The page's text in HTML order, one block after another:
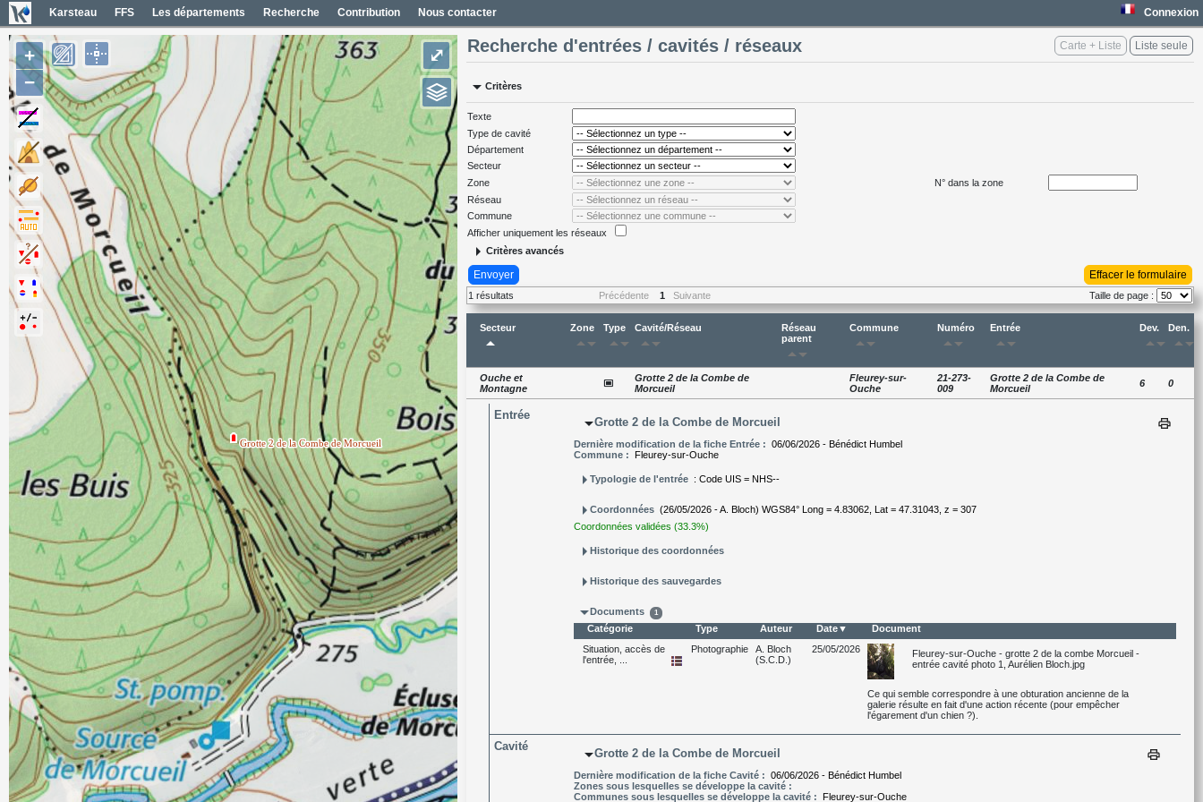
Karsteau FFS Les départements Recherche Contribution Nous contacter Connexion
⤢
+
−
Entrées (1)
Noms des entrées
Carte Géol 1/50000 France
Cartes IGN France
Photos aériennes France
Photos aériennes ESRI
Carte OpenTopoMap
Recherche d'entrées / cavités / réseaux Carte + Liste Liste seule
arrow_drop_downCritères
Texte
Type de cavité
Département
Secteur
Zone
N° dans la zone
Réseau
Commune
Afficher uniquement les réseaux
arrow_rightCritères avancés
Envoyer Effacer le formulaire
1 résultats Précédente 1 Suivante Taille de page :
Secteur
arrow_drop_up
Zone
arrow_drop_up
arrow_drop_down
Type
arrow_drop_up
arrow_drop_down
Cavité/Réseau
arrow_drop_up
arrow_drop_down
Réseau
parent
arrow_drop_up
arrow_drop_down
Commune
arrow_drop_up
arrow_drop_down
Numéro
arrow_drop_up
arrow_drop_down
Entrée
arrow_drop_up
arrow_drop_down
Dev.
arrow_drop_up
arrow_drop_down
Den.
arrow_drop_up
arrow_drop_down
Ouche et
Montagne
capture
Grotte 2 de la Combe de
Morcueil
Fleurey-sur-
Ouche
21-273-
009
Grotte 2 de la Combe de
Morcueil
6 0
Entrée arrow_drop_downGrotte 2 de la Combe de Morcueil print
Dernière modification de la fiche Entrée : 06/06/2026 - Bénédict Humbel
Commune :
Fleurey-sur-Ouche
arrow_right
Typologie de l'entrée: Code UIS = NHS--
arrow_right
Coordonnées(26/05/2026 - A. Bloch) WGS84° Long = 4.83062, Lat = 47.31043, z = 307
Coordonnées validées (33.3%)
arrow_right
Historique des coordonnées
arrow_right
Historique des sauvegardes
arrow_drop_down
Documents 1
Catégorie Type Auteur Date
Document
Situation, accès de
l'entrée, ...
Photographie
A. Bloch
(S.C.D.)
25/05/2026
Fleurey-sur-Ouche - grotte 2 de la combe Morcueil -
entrée cavité photo 1, Aurélien Bloch.jpg
Ce qui semble correspondre à une obturation ancienne de la
galerie résulte en fait d'une action récente (pour empêcher
l'égarement d'un chien ?).
Cavité arrow_drop_downGrotte 2 de la Combe de Morcueil print
Dernière modification de la fiche Cavité : 06/06/2026 - Bénédict Humbel
Zones sous lesquelles se développe la cavité :
Communes sous lesquelles se développe la cavité :
Fleurey-sur-Ouche